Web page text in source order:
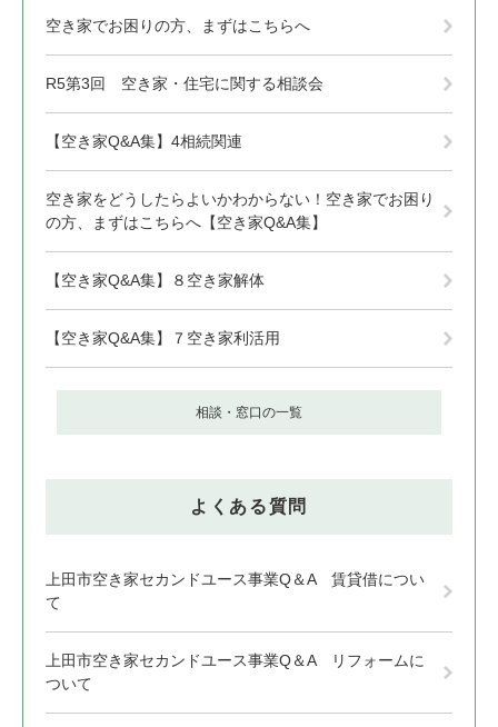
空き家でお困りの方、まずはこちらへ
R5第3回 空き家・住宅に関する相談会
【空き家Q&A集】4相続関連
空き家をどうしたらよいかわからない！空き家でお困り
の方、まずはこちらへ【空き家Q&A集】
【空き家Q&A集】８空き家解体
【空き家Q&A集】７空き家利活用
相談・窓口の一覧
よくある質問
上田市空き家セカンドユース事業Q＆A 賃貸借につい
て
上田市空き家セカンドユース事業Q＆A リフォームに
ついて